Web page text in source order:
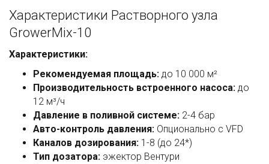
Характеристики Растворного узла
GrowerMix-10
Характеристики:
Рекомендуемая площадь: до 10 000 м²
Производительность встроенного насоса: до
12 м³/ч
Давление в поливной системе: 2-4 бар
Авто-контроль давления: Опционально с VFD
Каналов дозирования: 1-8 (до 24*)
Тип дозатора: эжектор Вентури